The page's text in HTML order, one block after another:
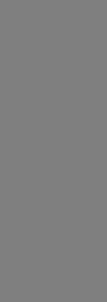
Powered by